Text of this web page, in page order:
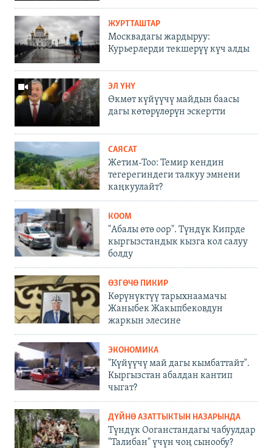
ЖУРТТАШТАР
Москвадагы жардыруу:
Курьерлерди текшерүү күч алды
ЭЛ ҮНҮ
Өкмөт күйүүчү майдын баасы
дагы көтөрүлөрүн эскертти
САЯСАТ
Жетим-Тоо: Темир кендин
тегерегиндеги талкуу эмнени
каңкуулайт?
КООМ
"Абалы өтө оор". Түндүк Кипрде
кыргызстандык кызга кол салуу
болду
ӨЗГӨЧӨ ПИКИР
Көрүнүктүү тарыхнаамачы
Жаныбек Жакыпбековдун
жаркын элесине
ЭКОНОМИКА
"Күйүүчү май дагы кымбаттайт".
Кыргызстан абалдан кантип
чыгат?
ДҮЙНӨ АЗАТТЫКТЫН НАЗАРЫНДА
Түндүк Ооганстандагы чабуулдар
"Талибан" үчүн чоң сынообу?